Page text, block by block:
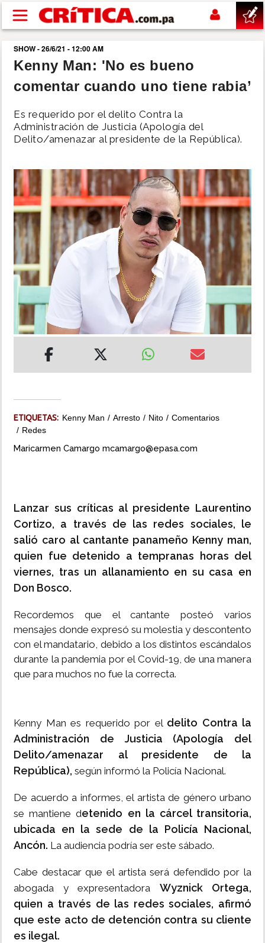
Pasar al contenido principal
buscar
SUCESOS
NACIONAL
SHOW
DEPORTES
MUNDO
INSÓLITAS
MULTIMEDIA
IMPRESO
SHOW - 26/6/21 - 12:00 AM
Kenny Man: 'No es bueno
comentar cuando uno tiene rabia’
Es requerido por el delito Contra la
Administración de Justicia (Apología del
Delito/amenazar al presidente de la República).
ETIQUETAS: Kenny Man Arresto Nito
Comentarios
Redes
Maricarmen Camargo mcamargo@epasa.com
Lanzar sus críticas al presidente Laurentino
Cortizo, a través de las redes sociales, le
salió caro al cantante panameño Kenny man,
quien fue detenido a tempranas horas del
viernes, tras un allanamiento en su casa en
Don Bosco.
Recordemos que el cantante posteó varios
mensajes donde expresó su molestia y descontento
con el mandatario, debido a los distintos escándalos
durante la pandemia por el Covid-19, de una manera
que para muchos no fue la correcta.
Kenny Man es requerido por el delito Contra la
Administración de Justicia (Apología del
Delito/amenazar al presidente de la
República), según informó la Policía Nacional.
De acuerdo a informes, el artista de género urbano
se mantiene detenido en la cárcel transitoria,
ubicada en la sede de la Policía Nacional,
Ancón. La audiencia podría ser este sábado.
Cabe destacar que el artista será defendido por la
abogada y expresentadora Wyznick Ortega,
quien a través de las redes sociales, afirmó
que este acto de detención contra su cliente
es ilegal.